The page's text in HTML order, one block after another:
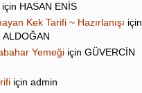
için HASAN ENİS
Kek Tarifi ~ Hazırlanışı için
ALDOĞAN
Yemeği için GÜVERCİN
için admin